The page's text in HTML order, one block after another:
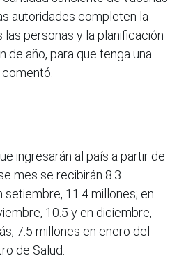
autoridades completen la
personas y la planificación
de año, para que tenga una
comentó.
ingresarán al país a partir de
mes se recibirán 8.3
setiembre, 11.4 millones; en
10.5 y en diciembre,
7.5 millones en enero del
de Salud.